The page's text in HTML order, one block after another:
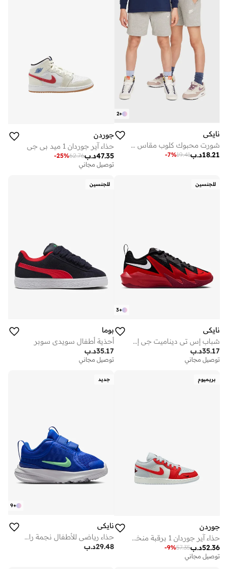
+
2
نايكي
شورت محبوك كلوب مقاس 6 بوصة من نايكي سبورتسوير
د.ب18.21
19.41
-7%
جوردن
حذاء آير جوردان 1 ميد بي جي
د.ب47.35
62.76
-25%
توصيل مجاني
للجنسين
+
3
نايكي
شباب إس تي ديناميت جي إس
د.ب35.17
توصيل مجاني
للجنسين
بوما
أحذية أطفال سويدي سوبر
د.ب35.17
توصيل مجاني
بريميوم
جوردن
حذاء آير جوردان 1 برقبة منخفضة إس إي بي جي
د.ب52.36
57.35
-9%
توصيل مجاني
جديد
+
9
نايكي
حذاء رياضي للأطفال نجمة رانر
د.ب29.48